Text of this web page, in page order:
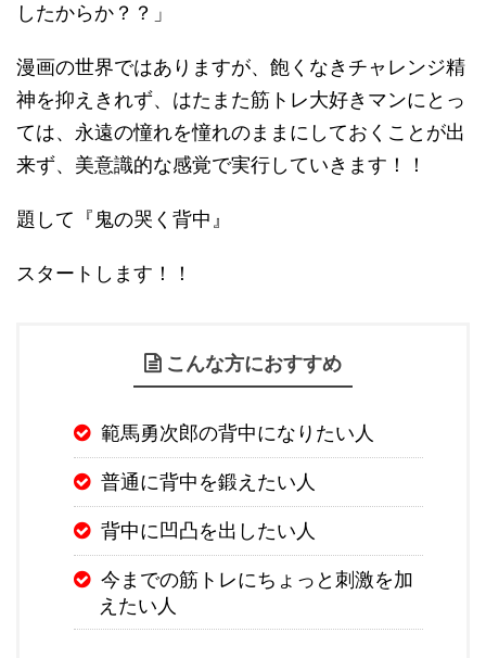
したからか？？」
漫画の世界ではありますが、飽くなきチャレンジ精
神を抑えきれず、はたまた筋トレ大好きマンにとっ
ては、永遠の憧れを憧れのままにしておくことが出
来ず、美意識的な感覚で実行していきます！！
題して『鬼の哭く背中』
スタートします！！
こんな方におすすめ
範馬勇次郎の背中になりたい人
普通に背中を鍛えたい人
背中に凹凸を出したい人
今までの筋トレにちょっと刺激を加
えたい人